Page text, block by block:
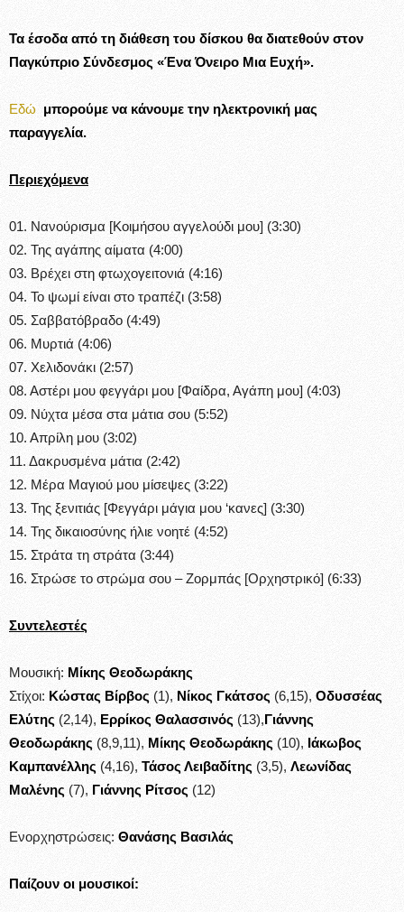
Τα έσοδα από τη διάθεση του δίσκου θα διατεθούν στον
Παγκύπριο Σύνδεσμος «Ένα Όνειρο Μια Ευχή».
Εδώ μπορούμε να κάνουμε την ηλεκτρονική μας
παραγγελία.
Περιεχόμενα
01. Νανούρισμα [Κοιμήσου αγγελούδι μου] (3:30)
02. Της αγάπης αίματα (4:00)
03. Βρέχει στη φτωχογειτονιά (4:16)
04. Το ψωμί είναι στο τραπέζι (3:58)
05. Σαββατόβραδο (4:49)
06. Μυρτιά (4:06)
07. Χελιδονάκι (2:57)
08. Αστέρι μου φεγγάρι μου [Φαίδρα, Αγάπη μου] (4:03)
09. Νύχτα μέσα στα μάτια σου (5:52)
10. Απρίλη μου (3:02)
11. Δακρυσμένα μάτια (2:42)
12. Μέρα Μαγιού μου μίσεψες (3:22)
13. Της ξενιτιάς [Φεγγάρι μάγια μου ‘κανες] (3:30)
14. Της δικαιοσύνης ήλιε νοητέ (4:52)
15. Στράτα τη στράτα (3:44)
16. Στρώσε το στρώμα σου – Ζορμπάς [Ορχηστρικό] (6:33)
Συντελεστές
Μουσική: Μίκης Θεοδωράκης
Στίχοι: Κώστας Βίρβος (1), Νίκος Γκάτσος (6,15), Οδυσσέας
Ελύτης (2,14), Ερρίκος Θαλασσινός (13),Γιάννης
Θεοδωράκης (8,9,11), Μίκης Θεοδωράκης (10), Ιάκωβος
Καμπανέλλης (4,16), Τάσος Λειβαδίτης (3,5), Λεωνίδας
Μαλένης (7), Γιάννης Ρίτσος (12)
Ενορχηστρώσεις: Θανάσης Βασιλάς
Παίζουν οι μουσικοί: